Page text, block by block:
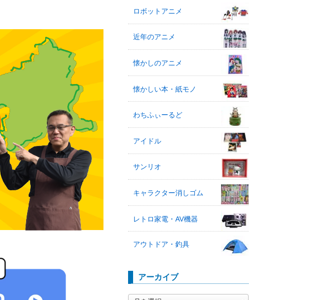
ロボットアニメ
近年のアニメ
懐かしのアニメ
懐かしい本・紙モノ
わちふぃーるど
アイドル
サンリオ
キャラクター消しゴム
レトロ家電・AV機器
アウトドア・釣具
アーカイブ